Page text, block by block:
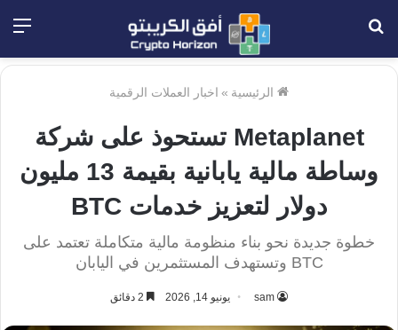
الرئيسية » اخبار العملات الرقمية
Metaplanet تستحوذ على شركة
وساطة مالية يابانية بقيمة 13 مليون
دولار لتعزيز خدمات BTC
خطوة جديدة نحو بناء منظومة مالية متكاملة تعتمد على
BTC وتستهدف المستثمرين في اليابان
sam يونيو 14, 2026